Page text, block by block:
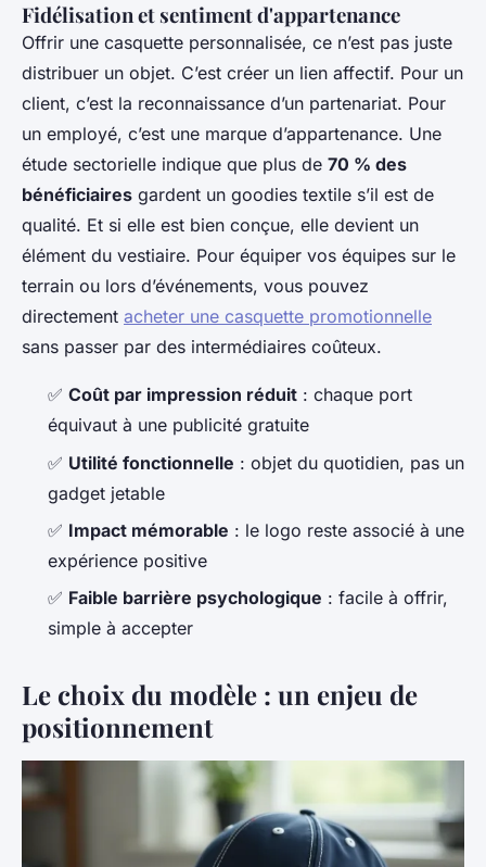
Fidélisation et sentiment d'appartenance
Offrir une casquette personnalisée, ce n’est pas juste
distribuer un objet. C’est créer un lien affectif. Pour un
client, c’est la reconnaissance d’un partenariat. Pour
un employé, c’est une marque d’appartenance. Une
étude sectorielle indique que plus de 70 % des
bénéficiaires gardent un goodies textile s’il est de
qualité. Et si elle est bien conçue, elle devient un
élément du vestiaire. Pour équiper vos équipes sur le
terrain ou lors d’événements, vous pouvez
directement acheter une casquette promotionnelle
sans passer par des intermédiaires coûteux.
✅ Coût par impression réduit : chaque port
équivaut à une publicité gratuite
✅ Utilité fonctionnelle : objet du quotidien, pas un
gadget jetable
✅ Impact mémorable : le logo reste associé à une
expérience positive
✅ Faible barrière psychologique : facile à offrir,
simple à accepter
Le choix du modèle : un enjeu de
positionnement